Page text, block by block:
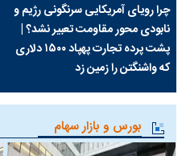
چرا رویای آمریکایی سرنگونی رژیم و
نابودی محور مقاومت تعبیر نشد؟ |
پشت پرده تجارت پهپاد‌ ۱۵۰۰ دلاری
که واشنگتن را زمین زد
بورس و بازار سهام